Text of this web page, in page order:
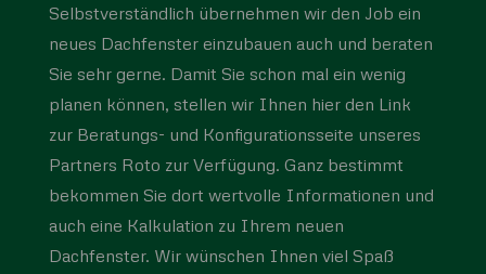
Selbstverständlich übernehmen wir den Job ein
neues Dachfenster einzubauen auch und beraten
Sie sehr gerne. Damit Sie schon mal ein wenig
planen können, stellen wir Ihnen hier den Link
zur Beratungs- und Konfigurationsseite unseres
Partners Roto zur Verfügung. Ganz bestimmt
bekommen Sie dort wertvolle Informationen und
auch eine Kalkulation zu Ihrem neuen
Dachfenster. Wir wünschen Ihnen viel Spaß